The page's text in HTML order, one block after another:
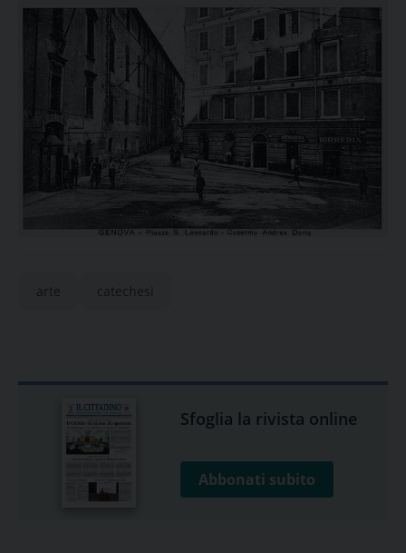
arte catechesi
Sfoglia la rivista online
Abbonati subito